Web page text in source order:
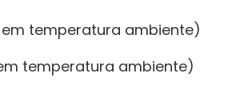
temperatura ambiente)
temperatura ambiente)